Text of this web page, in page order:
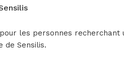
les personnes
de Sensilis.